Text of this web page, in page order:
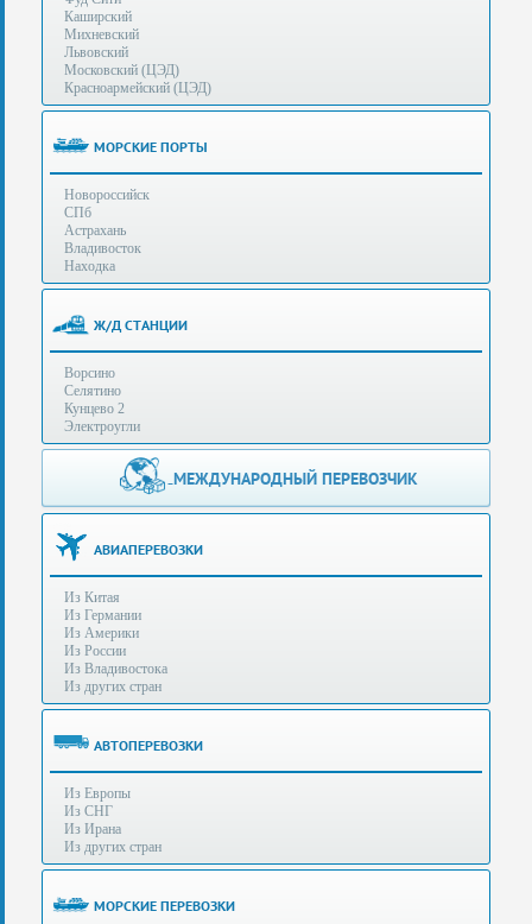
Таможенные
процедуры
(особенности):
Полезная
информация
Стоимость
услуг
Контакты
Заказать
звонок
Сделать
запрос
Многоканальный
телефон:
(495)
788-
Бесплатные
консультации
(Без
выходных
8:00
до
21:30)
Дополнительные
+7 (929) 575-
96-62
+7 (925) 104-
15-94
e-mail:info@s-standard.ru
Каширский
Михневский
Львовский
Московский (ЦЭД)
Красноармейский (ЦЭД)
МОРСКИЕ ПОРТЫ
Новороссийск
СПб
Астрахань
Владивосток
Находка
Ж/Д СТАНЦИИ
Ворсино
Селятино
Кунцево 2
Электроугли
МЕЖДУНАРОДНЫЙ ПЕРЕВОЗЧИК
АВИАПЕРЕВОЗКИ
Из Китая
Из Германии
Из Америки
Из России
Из Владивостока
Из других стран
АВТОПЕРЕВОЗКИ
Из Европы
Из СНГ
Из Ирана
Из других стран
МОРСКИЕ ПЕРЕВОЗКИ